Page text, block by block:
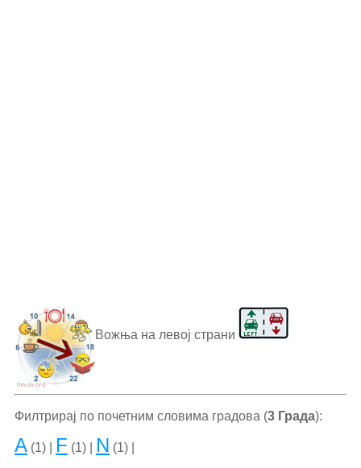
Вожња на левој страни
Филтрирај по почетним словима градова (3 Града):
A(1) | F (1) | N (1) |